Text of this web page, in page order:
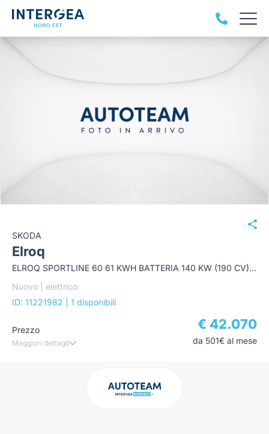
SKODA
Elroq
ELROQ SPORTLINE 60 61 KWH BATTERIA 140 KW (190 CV) AUTOMATICO
Nuovo | elettrico
ID: 11221982
| 1 disponibili
Prezzo
Maggiori dettagli
€ 42.070
da 501€ al mese